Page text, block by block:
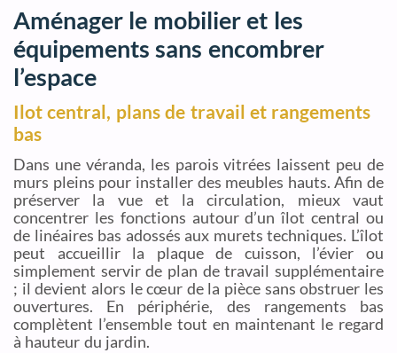
Aménager le mobilier et les
équipements sans encombrer
l’espace
Ilot central, plans de travail et rangements
bas
Dans une véranda, les parois vitrées laissent peu de
murs pleins pour installer des meubles hauts. Afin de
préserver la vue et la circulation, mieux vaut
concentrer les fonctions autour d’un îlot central ou
de linéaires bas adossés aux murets techniques. L’îlot
peut accueillir la plaque de cuisson, l’évier ou
simplement servir de plan de travail supplémentaire
; il devient alors le cœur de la pièce sans obstruer les
ouvertures. En périphérie, des rangements bas
complètent l’ensemble tout en maintenant le regard
à hauteur du jardin.